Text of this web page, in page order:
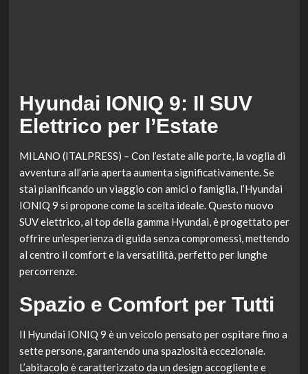
Hyundai IONIQ 9: Il SUV
Elettrico per l’Estate
MILANO (ITALPRESS) – Con l’estate alle porte, la voglia di
avventura all’aria aperta aumenta significativamente. Se
stai pianificando un viaggio con amici o famiglia, l’Hyundai
IONIQ 9 si propone come la scelta ideale. Questo nuovo
SUV elettrico, al top della gamma Hyundai, è progettato per
offrire un’esperienza di guida senza compromessi, mettendo
al centro il comfort e la versatilità, perfetto per lunghe
percorrenze.
Spazio e Comfort per Tutti
Il Hyundai IONIQ 9 è un veicolo pensato per ospitare fino a
sette persone, garantendo una spaziosità eccezionale.
L’abitacolo è caratterizzato da un design accogliente e